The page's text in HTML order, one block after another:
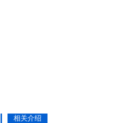
相关介绍